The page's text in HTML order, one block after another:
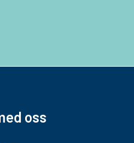
oss